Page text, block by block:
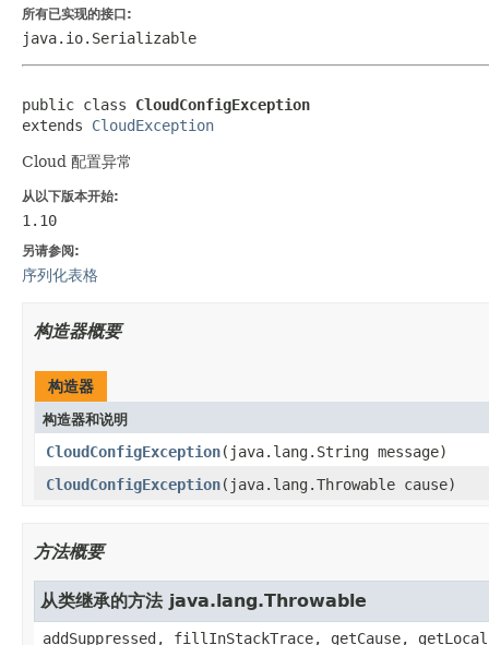
所有已实现的接口:
java.io.Serializable
public class CloudConfigException
extends CloudException
Cloud 配置异常
从以下版本开始:
1.10
另请参阅:
序列化表格
构造器概要
构造器
构造器和说明
CloudConfigException(java.lang.String message)
CloudConfigException(java.lang.Throwable cause)
方法概要
从类继承的方法 java.lang.Throwable
addSuppressed, fillInStackTrace, getCause,